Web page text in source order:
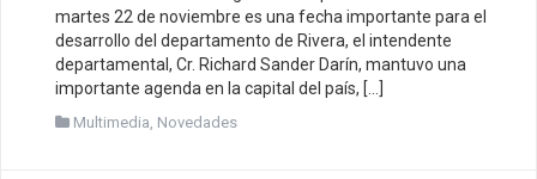
martes 22 de noviembre es una fecha importante para el
desarrollo del departamento de Rivera, el intendente
departamental, Cr. Richard Sander Darín, mantuvo una
importante agenda en la capital del país, […]
Multimedia Novedades